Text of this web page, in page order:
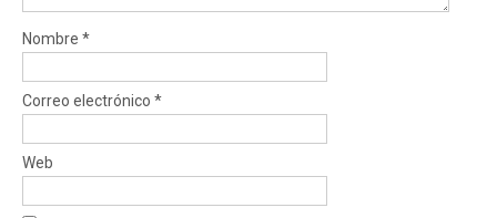
Nombre *
Correo electrónico *
Web